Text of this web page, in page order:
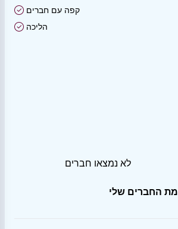
קפה עם חברים
הליכה
לא נמצאו חברים